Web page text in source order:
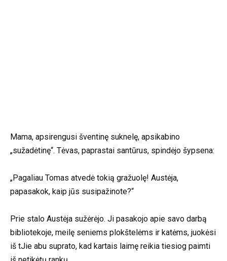
Mama, apsirengusi šventinę suknelę, apsikabino
„sužadėtinę“. Tėvas, paprastai santūrus, spindėjo šypsena:
„Pagaliau Tomas atvedė tokią gražuolę! Austėja,
papasakok, kaip jūs susipažinote?“
Prie stalo Austėja sužėrėjo. Ji pasakojo apie savo darbą
bibliotekoje, meilę seniems plokštelėms ir katėms, juokėsi
iš tJie abu suprato, kad kartais laimę reikia tiesiog paimti